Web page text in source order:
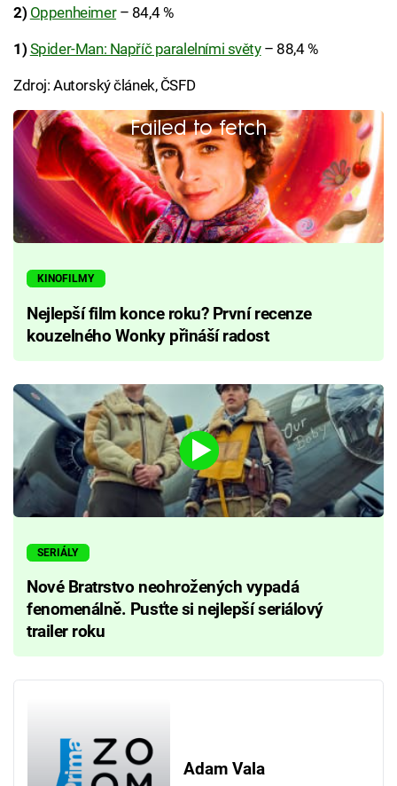
2) Oppenheimer– 84,4 %
1) Spider-Man: Napříč paralelními světy– 88,4 %
Zdroj: Autorský článek, ČSFD
Failed to fetch
KINOFILMY
Nejlepší film konce roku? První recenze
kouzelného Wonky přináší radost
SERIÁLY
Nové Bratrstvo neohrožených vypadá
fenomenálně. Pusťte si nejlepší seriálový
trailer roku
Adam Vala